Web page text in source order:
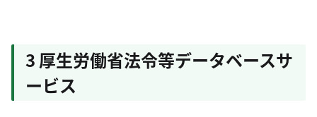
3 厚生労働省法令等データベースサ
ービス